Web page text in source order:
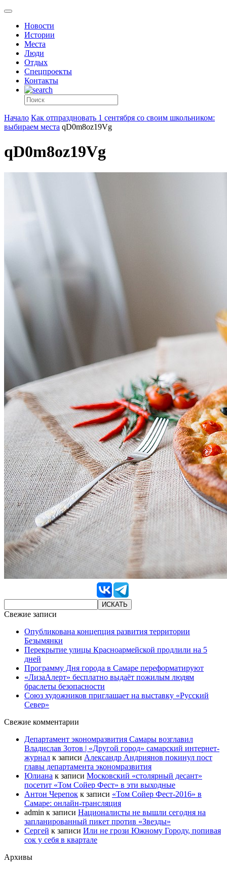
Новости
Истории
Места
Люди
Отдых
Спецпроекты
Контакты
Начало Как отпраздновать 1 сентября со своим школьником:
выбираем места qD0m8oz19Vg
qD0m8oz19Vg
Свежие записи
Опубликована концепция развития территории
Безымянки
Перекрытие улицы Красноармейской продлили на 5
дней
Программу Дня города в Самаре переформатируют
«ЛизаАлерт» бесплатно выдаёт пожилым людям
браслеты безопасности
Союз художников приглашает на выставку «Русский
Север»
Свежие комментарии
Департамент экономразвития Самары возглавил
Владислав Зотов | «Другой город» самарский интернет-
журнал к записи Александр Андриянов покинул пост
главы департамента экономразвития
Юлиана к записи Московский «столярный десант»
посетит «Том Сойер Фест» в эти выходные
Антон Черепок к записи «Том Сойер Фест-2016» в
Самаре: онлайн-трансляция
admin к записи Националисты не вышли сегодня на
запланированный пикет против «Звезды»
Сергей к записи Или не грози Южному Городу, попивая
сок у себя в квартале
Архивы